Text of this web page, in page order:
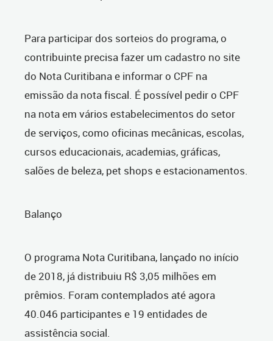
Para participar dos sorteios do programa, o
contribuinte precisa fazer um cadastro no site
do Nota Curitibana e informar o CPF na
emissão da nota fiscal. É possível pedir o CPF
na nota em vários estabelecimentos do setor
de serviços, como oficinas mecânicas, escolas,
cursos educacionais, academias, gráficas,
salões de beleza, pet shops e estacionamentos.
Balanço
O programa Nota Curitibana, lançado no início
de 2018, já distribuiu R$ 3,05 milhões em
prêmios. Foram contemplados até agora
40.046 participantes e 19 entidades de
assistência social.